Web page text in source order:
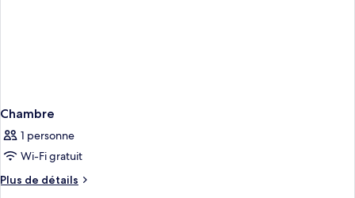
Chambre
1 personne
Wi-Fi gratuit
Plus de détails
Plus